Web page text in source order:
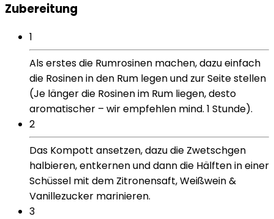
Zubereitung
1
Als erstes die Rumrosinen machen, dazu einfach
die Rosinen in den Rum legen und zur Seite stellen
(Je länger die Rosinen im Rum liegen, desto
aromatischer – wir empfehlen mind. 1 Stunde).
2
Das Kompott ansetzen, dazu die Zwetschgen
halbieren, entkernen und dann die Hälften in einer
Schüssel mit dem Zitronensaft, Weißwein &
Vanillezucker marinieren.
3